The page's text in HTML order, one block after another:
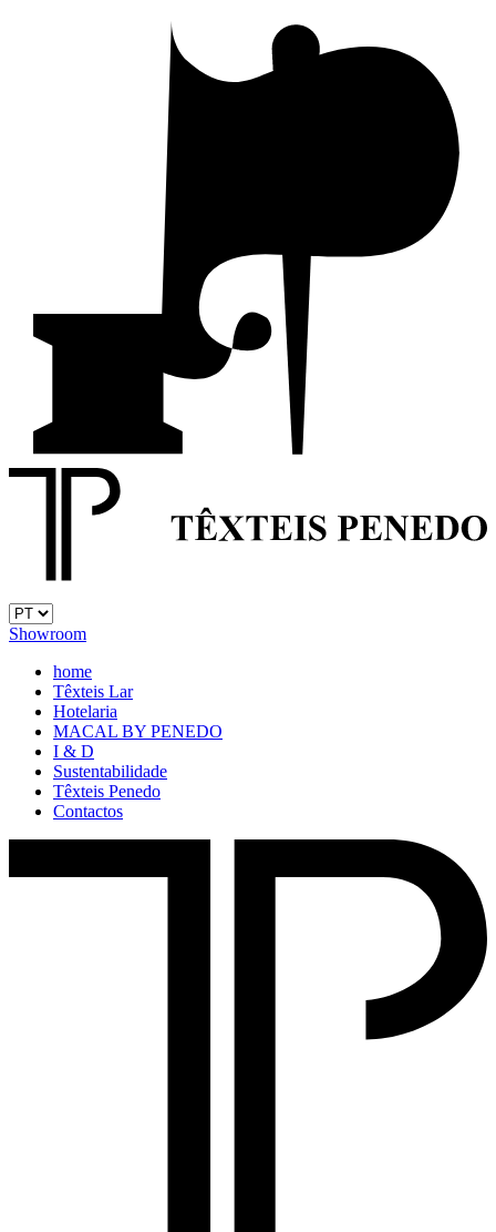
Showroom
home
Têxteis Lar
Hotelaria
MACAL BY PENEDO
I & D
Sustentabilidade
Têxteis Penedo
Contactos